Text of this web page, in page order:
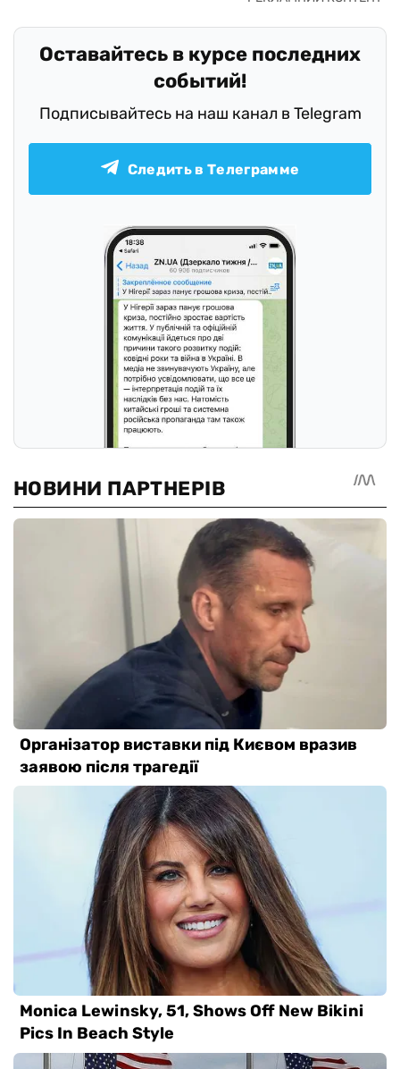
Оставайтесь в курсе последних
событий!
Подписывайтесь на наш канал в Telegram
Следить в Телеграмме